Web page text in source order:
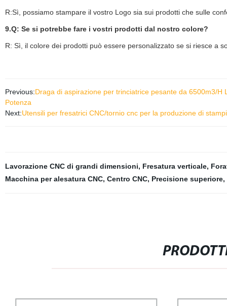
R:Sì, possiamo stampare il vostro Logo sia sui prodotti che sulle
9.Q: Se si potrebbe fare i vostri prodotti dal nostro colore?
R: Sì, il colore dei prodotti può essere personalizzato se si riesce a
Previous:Draga di aspirazione per trinciatrice pesante da 6500m3/
Potenza
Next:Utensili per fresatrici CNC/tornio cnc per la produzione di
Lavorazione CNC di grandi dimensioni, Fresatura verticale,
Macchina per alesatura CNC, Centro CNC, Precisione superiore,